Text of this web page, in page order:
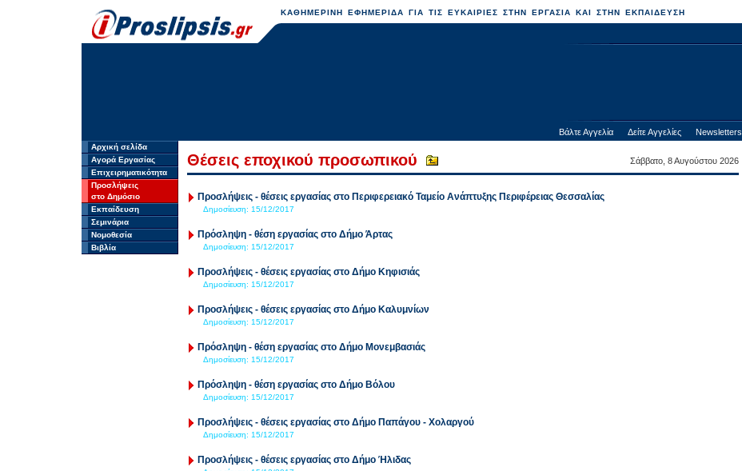
ΚΑΘΗΜΕΡΙΝΗ ΕΦΗΜΕΡΙΔΑ ΓΙΑ ΤΙΣ ΕΥΚΑΙΡΙΕΣ ΣΤΗΝ ΕΡΓΑΣΙΑ ΚΑΙ ΣΤΗΝ ΕΚΠΑΙΔΕΥΣΗ
Βάλτε Αγγελία Δείτε Αγγελίες Newsletters
Αρχική σελίδα
Αγορά Εργασίας
Επιχειρηματικότητα
Προσλήψεις
στο Δημόσιο
Εκπαίδευση
Σεμινάρια
Νομοθεσία
Βιβλία
Θέσεις εποχικού προσωπικού Σάββατο, 8 Αυγούστου 2026
Προσλήψεις - θέσεις εργασίας στο Περιφερειακό Ταμείο Ανάπτυξης Περιφέρειας Θεσσαλίας
Δημοσίευση: 15/12/2017
Πρόσληψη - θέση εργασίας στο Δήμο Άρτας
Δημοσίευση: 15/12/2017
Προσλήψεις - θέσεις εργασίας στο Δήμο Κηφισιάς
Δημοσίευση: 15/12/2017
Προσλήψεις - θέσεις εργασίας στο Δήμο Καλυμνίων
Δημοσίευση: 15/12/2017
Πρόσληψη - θέση εργασίας στο Δήμο Μονεμβασιάς
Δημοσίευση: 15/12/2017
Πρόσληψη - θέση εργασίας στο Δήμο Βόλου
Δημοσίευση: 15/12/2017
Προσλήψεις - θέσεις εργασίας στο Δήμο Παπάγου - Χολαργού
Δημοσίευση: 15/12/2017
Προσλήψεις - θέσεις εργασίας στο Δήμο Ήλιδας